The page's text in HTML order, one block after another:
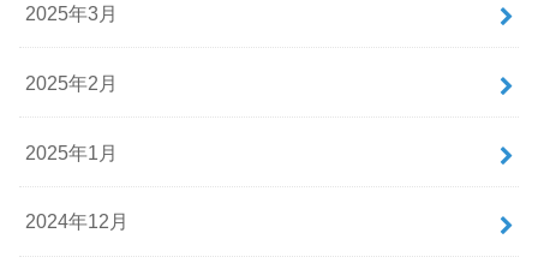
2025年3月
2025年2月
2025年1月
2024年12月